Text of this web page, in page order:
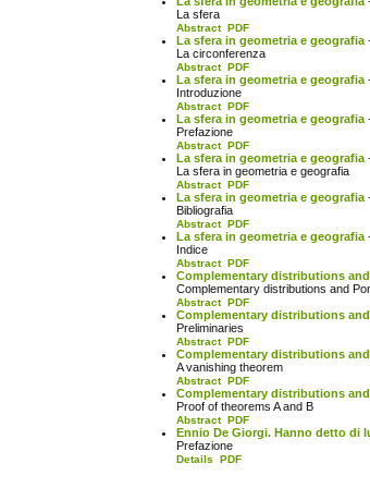
La sfera
Abstract PDF
La sfera in geometria e geografia
La circonferenza
Abstract PDF
La sfera in geometria e geografia
Introduzione
Abstract PDF
La sfera in geometria e geografia
Prefazione
Abstract PDF
La sfera in geometria e geografia
La sfera in geometria e geografia
Abstract PDF
La sfera in geometria e geografia
Bibliografia
Abstract PDF
La sfera in geometria e geografia
Indice
Abstract PDF
Complementary distributions
Complementary distributions and
Abstract PDF
Complementary distributions
Preliminaries
Abstract PDF
Complementary distributions
A vanishing theorem
Abstract PDF
Complementary distributions
Proof of theorems A and B
Abstract PDF
Ennio De Giorgi. Hanno detto di
Prefazione
Details PDF